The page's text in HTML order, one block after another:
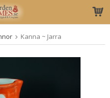
i varukorgen
Kanna ~ Jarra